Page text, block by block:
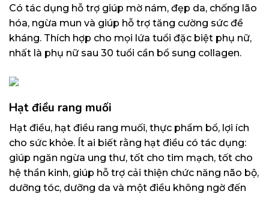
Có tác dụng hỗ trợ giúp mờ nám, đẹp da, chống lão
hóa, ngừa mun và giúp hỗ trợ tăng cường sức đề
kháng. Thích hợp cho mọi lứa tuổi đặc biệt phụ nữ,
nhất là phụ nữ sau 30 tuổi cần bổ sung collagen.
Hạt điều rang muối
Hạt điều, hạt điều rang muối, thực phẩm bổ, lợi ích
cho sức khỏe. Ít ai biết rằng hạt điều có tác dụng:
giúp ngăn ngừa ung thư, tốt cho tim mạch, tốt cho
hệ thần kinh, giúp hỗ trợ cải thiện chức năng não bộ,
dưỡng tóc, dưỡng da và một điều không ngờ đến